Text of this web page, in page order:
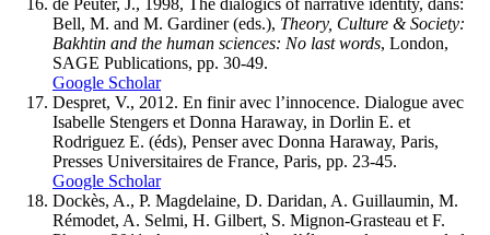
de Peuter, J., 1998, The dialogics of narrative identity, dans:
Bell, M. and M. Gardiner (eds.), Theory, Culture & Society:
Bakhtin and the human sciences: No last words, London,
SAGE Publications, pp. 30-49.
Google Scholar
Despret, V., 2012. En finir avec l’innocence. Dialogue avec
Isabelle Stengers et Donna Haraway, in Dorlin E. et
Rodriguez E. (éds), Penser avec Donna Haraway, Paris,
Presses Universitaires de France, Paris, pp. 23-45.
Google Scholar
Dockès, A., P. Magdelaine, D. Daridan, A. Guillaumin, M.
Rémodet, A. Selmi, H. Gilbert, S. Mignon-Grasteau et F.